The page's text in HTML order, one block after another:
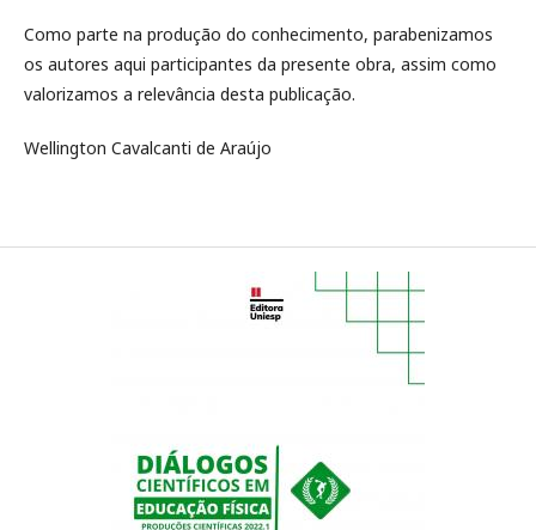
Como parte na produção do conhecimento, parabenizamos
os autores aqui participantes da presente obra, assim como
valorizamos a relevância desta publicação.
Wellington Cavalcanti de Araújo